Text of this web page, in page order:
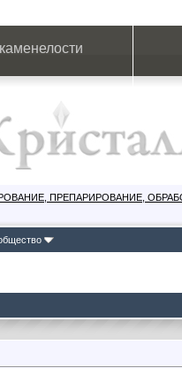
ПРЕПАРИРОВАНИЕ,